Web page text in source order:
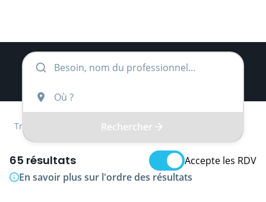
Rechercher
Trouver Grand Est Marne
65 résultats
Accepte les RDV
En savoir plus sur l'ordre des résultats